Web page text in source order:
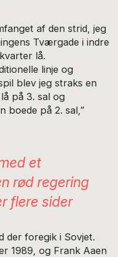
af den strid, jeg
Tværgade i indre
lå.
linje og
blev jeg straks en
på 3. sal og
boede på 2. sal,”
et
rød regering
flere sider
der foregik i Sovjet.
1989, og Frank Aaen